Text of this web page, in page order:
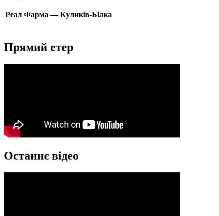
Реал Фарма — Куликів-Білка
Прямий етер
Останнє відео